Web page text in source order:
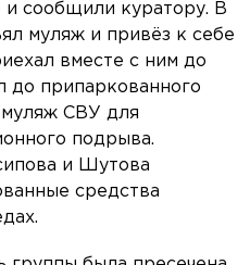
и сообщили куратору. В
муляж и привёз к себе
вместе с ним до
до припаркованного
муляж СВУ для
подрыва.
и Шутова
средства